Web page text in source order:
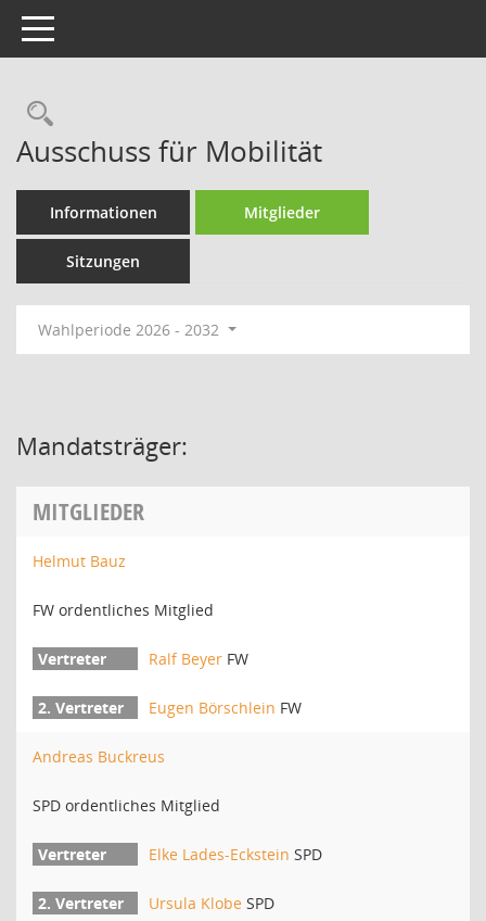
Toggle navigation
Rechercheauswahl
Ausschuss für Mobilität
Informationen Mitglieder
Sitzungen
Wahlperiode 2026 - 2032
Mandatsträger:
MITGLIEDER
Helmut Bauz
FW ordentliches Mitglied
Ralf Beyer FW
Eugen Börschlein FW
Andreas Buckreus
SPD ordentliches Mitglied
Elke Lades-Eckstein SPD
Ursula Klobe SPD